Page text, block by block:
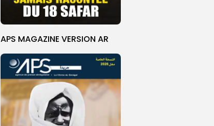
APS MAGAZINE VERSION AR